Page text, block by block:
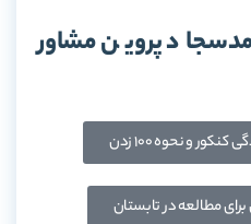
پروین مشاور
و نحوه ۱۰۰ زدن
برای مطالعه در تابستان